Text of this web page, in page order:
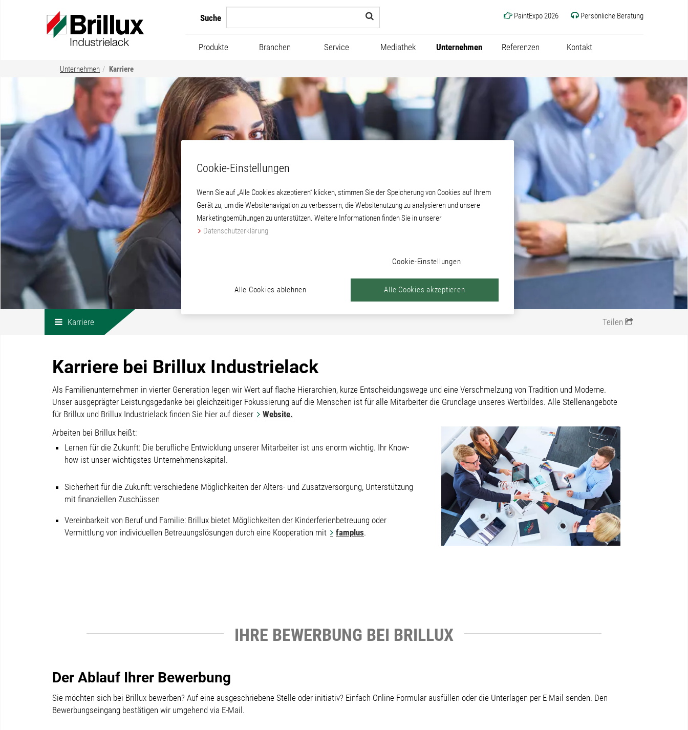
PaintExpo 2026 Persönliche Beratung
Suche
Produkte Branchen Service Mediathek Unternehmen Referenzen Kontakt
Unternehmen Karriere
Teilen
Karriere
Karriere bei Brillux Industrielack
Als Familienunternehmen in vierter Generation legen wir Wert auf flache Hierarchien, kurze Entscheidungswege und eine Verschmelzung von Tradition und Moderne.
Unser ausgeprägter Leistungsgedanke bei gleichzeitiger Fokussierung auf die Menschen ist für alle Mitarbeiter die Grundlage unseres Wertbildes. Alle Stellenangebote
für Brillux und Brillux Industrielack finden Sie hier auf dieser
Website.
Arbeiten bei Brillux heißt:
Lernen für die Zukunft: Die berufliche Entwicklung unserer Mitarbeiter ist uns enorm wichtig. Ihr Know-
how ist unser wichtigstes Unternehmenskapital.
Sicherheit für die Zukunft: verschiedene Möglichkeiten der Alters- und Zusatzversorgung, Unterstützung
mit finanziellen Zuschüssen
Vereinbarkeit von Beruf und Familie: Brillux bietet Möglichkeiten der Kinderferienbetreuung oder
Vermittlung von individuellen Betreuungslösungen durch eine Kooperation mit
famplus.
IHRE BEWERBUNG BEI BRILLUX
Der Ablauf Ihrer Bewerbung
Sie möchten sich bei Brillux bewerben? Auf eine ausgeschriebene Stelle oder initiativ? Einfach Online-Formular ausfüllen oder die Unterlagen per E-Mail senden. Den
Bewerbungseingang bestätigen wir umgehend via E-Mail.
Cookie-Einstellungen
Wenn Sie auf „Alle Cookies akzeptieren“ klicken, stimmen Sie der Speicherung von Cookies auf Ihrem
Gerät zu, um die Websitenavigation zu verbessern, die Websitenutzung zu analysieren und unsere
Marketingbemühungen zu unterstützen. Weitere Informationen finden Sie in unserer
Datenschutzerklärung
Cookie-Einstellungen
Alle Cookies ablehnen Alle Cookies akzeptieren